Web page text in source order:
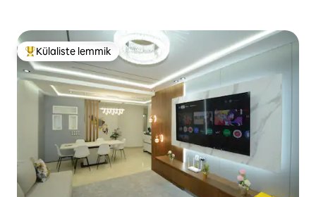
Külaliste suur lemmik
Külaliste lemmik